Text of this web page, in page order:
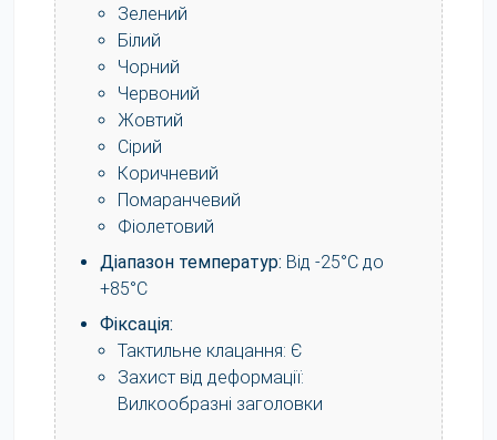
Зелений
Білий
Чорний
Червоний
Жовтий
Сірий
Коричневий
Помаранчевий
Фіолетовий
Діапазон температур: Від -25°C до
+85°C
Фіксація:
Тактильне клацання: Є
Захист від деформації:
Вилкообразні заголовки